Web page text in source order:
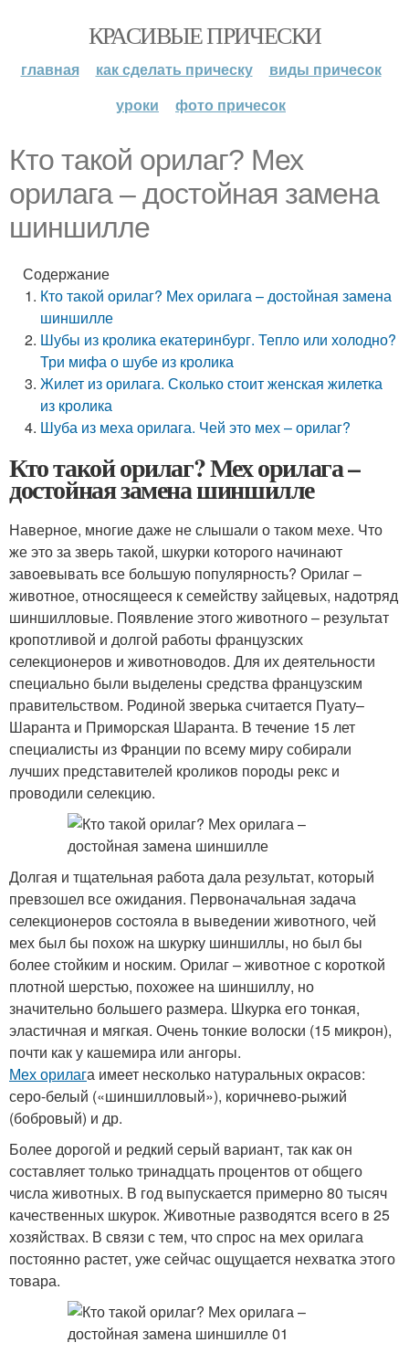
КРАСИВЫЕ ПРИЧЕСКИ
главная как сделать прическу
виды причесок
уроки
фото причесок
Кто такой орилаг? Мех
орилага – достойная замена
шиншилле
Содержание
Кто такой орилаг? Мех орилага – достойная замена
шиншилле
Шубы из кролика екатеринбург. Тепло или холодно?
Три мифа о шубе из кролика
Жилет из орилага. Сколько стоит женская жилетка
из кролика
Шуба из меха орилага. Чей это мех – орилаг?
Кто такой орилаг? Мех орилага –
достойная замена шиншилле
Наверное, многие даже не слышали о таком мехе. Что
же это за зверь такой, шкурки которого начинают
завоевывать все большую популярность? Орилаг –
животное, относящееся к семейству зайцевых, надотряд
шиншилловые. Появление этого животного – результат
кропотливой и долгой работы французских
селекционеров и животноводов. Для их деятельности
специально были выделены средства французским
правительством. Родиной зверька считается Пуату–
Шаранта и Приморская Шаранта. В течение 15 лет
специалисты из Франции по всему миру собирали
лучших представителей кроликов породы рекс и
проводили селекцию.
Долгая и тщательная работа дала результат, который
превзошел все ожидания. Первоначальная задача
селекционеров состояла в выведении животного, чей
мех был бы похож на шкурку шиншиллы, но был бы
более стойким и носким. Орилаг – животное с короткой
плотной шерстью, похожее на шиншиллу, но
значительно большего размера. Шкурка его тонкая,
эластичная и мягкая. Очень тонкие волоски (15 микрон),
почти как у кашемира или ангоры.
Мех орилага имеет несколько натуральных окрасов:
серо-белый («шиншилловый»), коричнево-рыжий
(бобровый) и др.
Более дорогой и редкий серый вариант, так как он
составляет только тринадцать процентов от общего
числа животных. В год выпускается примерно 80 тысяч
качественных шкурок. Животные разводятся всего в 25
хозяйствах. В связи с тем, что спрос на мех орилага
постоянно растет, уже сейчас ощущается нехватка этого
товара.